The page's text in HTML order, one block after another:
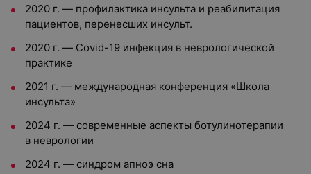
2020 г. — профилактика инсульта и реабилитация
пациентов, перенесших инсульт.
2020 г. — Covid-19 инфекция в неврологической
практике
2021 г. — международная конференция «Школа
инсульта»
2024 г. — современные аспекты ботулинотерапии
в неврологии
2024 г. — синдром апноэ сна